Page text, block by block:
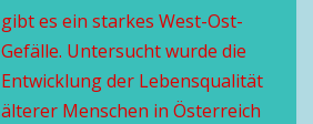
gibt es ein starkes West-Ost-
Gefälle. Untersucht wurde die
Entwicklung der Lebensqualität
älterer Menschen in Österreich